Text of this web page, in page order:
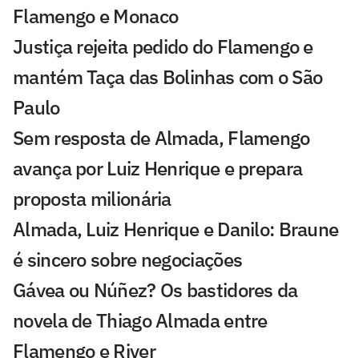
Flamengo e Monaco
Justiça rejeita pedido do Flamengo e
mantém Taça das Bolinhas com o São
Paulo
Sem resposta de Almada, Flamengo
avança por Luiz Henrique e prepara
proposta milionária
Almada, Luiz Henrique e Danilo: Braune
é sincero sobre negociações
Gávea ou Núñez? Os bastidores da
novela de Thiago Almada entre
Flamengo e River